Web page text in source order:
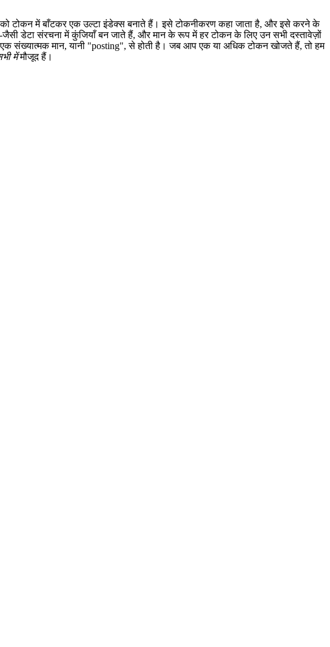
टोकन में बाँटकर एक उल्टा इंडेक्स बनाते हैं। इसे टोकनीकरण कहा जाता है, और इसे करने के
डेटा संरचना में कुंजियाँ बन जाते हैं, और मान के रूप में हर टोकन के लिए उन सभी दस्तावेज़ों
एक संख्यात्मक मान, यानी "posting", से होती है। जब आप एक या अधिक टोकन खोजते हैं, तो हम
मेंमौजूद हैं।